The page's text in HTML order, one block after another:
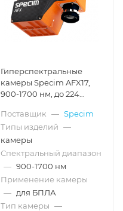
Гиперспектральные
камеры Specim AFX17,
900-1700 нм, до 224
Поставщик — Specim
Типы изделий —
камеры
Спектральный диапазон
— 900-1700 нм
Применение камеры
— для БПЛА
Тип камеры —